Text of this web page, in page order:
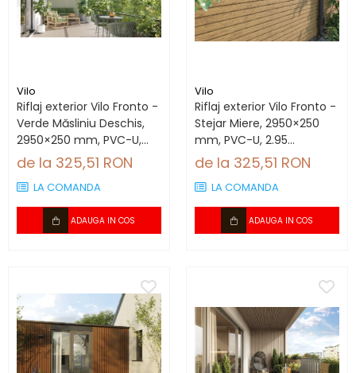
Vilo
Riflaj exterior Vilo Fronto -
Verde Măsliniu Deschis,
2950×250 mm, PVC-U,
7.74 mp/cutie (10 bucăți)
de la 325,51 RON
LA COMANDA
ADAUGA IN COS
Vilo
Riflaj exterior Vilo Fronto -
Stejar Miere, 2950×250
mm, PVC-U, 2.95
mp/cutie (4 bucăți)
de la 325,51 RON
LA COMANDA
ADAUGA IN COS